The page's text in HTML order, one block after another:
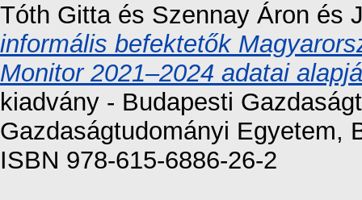
Tóth Gittaés Szennay Áron és
informális befektetők
Monitor 2021–2024 adatai
kiadvány - Budapesti
Gazdaságtudományi Egyetem,
ISBN 978-615-6886-26-2